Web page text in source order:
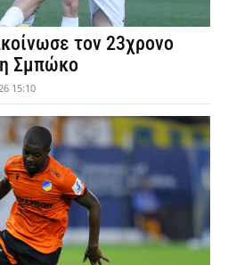
τον 23χρονο
Σμπώκο
15:10